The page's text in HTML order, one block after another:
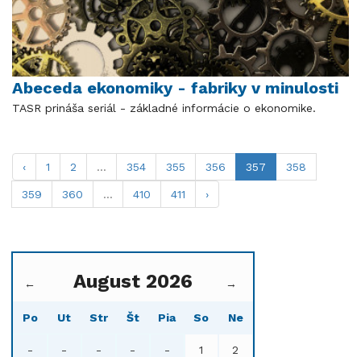
Abeceda ekonomiky - fabriky v minulosti
TASR prináša seriál - základné informácie o ekonomike.
‹ 1 2 ... 354 355 356 357 358
359 360 ... 410 411 ›
← August 2026 →
Po Ut Str Št Pia So Ne
- - - - - 1 2